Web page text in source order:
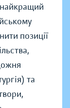
позиції
та